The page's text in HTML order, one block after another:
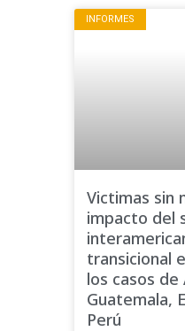
INFORMES
Victimas sin
impacto del
transicional
los casos
Guatemala,
Perú